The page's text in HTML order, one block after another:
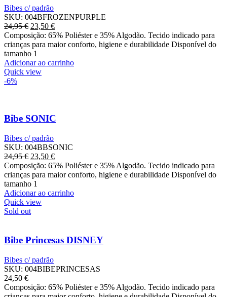
Bibes c/ padrão
SKU: 004BFROZENPURPLE
24,95€ O
preço
original
era:
24,95 €.
23,50 €Preço
atual
é:
Composição: 65% Poliéster e 35% Algodão. Tecido indicado para
crianças para maior conforto, higiene e durabilidade Disponível do
tamanho 1
Adicionar ao carrinho
Quick view
-6%
Bibe SONIC
Bibes c/ padrão
SKU: 004BBSONIC
24,95€ O
preço
original
era:
24,95 €.
23,50 €Preço
atual
é:
Composição: 65% Poliéster e 35% Algodão. Tecido indicado para
crianças para maior conforto, higiene e durabilidade Disponível do
tamanho 1
Adicionar ao carrinho
Quick view
Sold out
Bibe Princesas DISNEY
Bibes c/ padrão
SKU: 004BIBEPRINCESAS
24,50 €
Composição: 65% Poliéster e 35% Algodão. Tecido indicado para